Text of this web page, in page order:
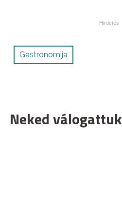
Gastronomija
Neked válogattuk